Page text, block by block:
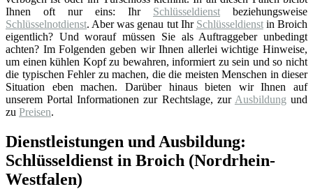
Ihnen oft nur eins: Ihr Schlüsseldienst beziehungsweise
Schlüsselnotdienst. Aber was genau tut Ihr Schlüsseldienstin Broich
eigentlich? Und worauf müssen Sie als Auftraggeber unbedingt
achten? Im Folgenden geben wir Ihnen allerlei wichtige Hinweise,
um einen kühlen Kopf zu bewahren, informiert zu sein und so nicht
die typischen Fehler zu machen, die die meisten Menschen in dieser
Situation eben machen. Darüber hinaus bieten wir Ihnen auf
unserem Portal Informationen zur Rechtslage, zur Ausbildung und
zu Preisen.
Dienstleistungen und Ausbildung:
Schlüsseldienst in Broich (Nordrhein-
Westfalen)